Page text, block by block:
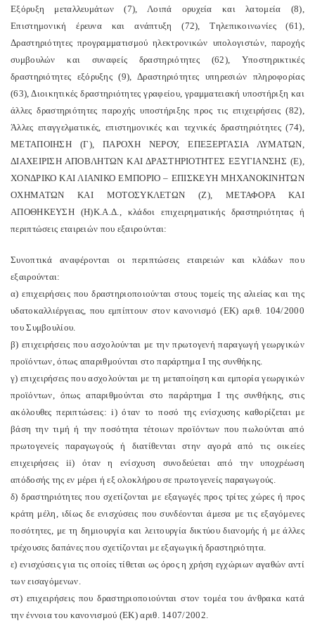
Εξόρυξη μεταλλευμάτων (7), Λοιπά ορυχεία και λατομεία (8),
Επιστημονική έρευνα και ανάπτυξη (72), Τηλεπικοινωνίες (61),
Δραστηριότητες προγραμματισμού ηλεκτρονικών υπολογιστών, παροχής
συμβουλών και συναφείς δραστηριότητες (62), Υποστηρικτικές
δραστηριότητες εξόρυξης (9), Δραστηριότητες υπηρεσιών πληροφορίας
(63), Διοικητικές δραστηριότητες γραφείου, γραμματειακή υποστήριξη και
άλλες δραστηριότητες παροχής υποστήριξης προς τις επιχειρήσεις (82),
Άλλες επαγγελματικές, επιστημονικές και τεχνικές δραστηριότητες (74),
ΜΕΤΑΠΟΙΗΣΗ (Γ), ΠΑΡΟΧΗ ΝΕΡΟΥ, ΕΠΕΞΕΡΓΑΣΙΑ ΛΥΜΑΤΩΝ,
ΔΙΑΧΕΙΡΙΣΗ ΑΠΟΒΛΗΤΩΝ ΚΑΙ ΔΡΑΣΤΗΡΙΟΤΗΤΕΣ ΕΞΥΓΙΑΝΣΗΣ (Ε),
ΧΟΝΔΡΙΚΟ ΚΑΙ ΛΙΑΝΙΚΟ ΕΜΠΟΡΙΟ – ΕΠΙΣΚΕΥΗ ΜΗΧΑΝΟΚΙΝΗΤΩΝ
ΟΧΗΜΑΤΩΝ ΚΑΙ ΜΟΤΟΣΥΚΛΕΤΩΝ (Ζ), ΜΕΤΑΦΟΡΑ ΚΑΙ
ΑΠΟΘΗΚΕΥΣΗ (Η)Κ.Α.Δ., κλάδοι επιχειρηματικής δραστηριότητας ή
περιπτώσεις εταιρειών που εξαιρούνται:
Συνοπτικά αναφέρονται οι περιπτώσεις εταιρειών και κλάδων που
εξαιρούνται:
α) επιχειρήσεις που δραστηριοποιούνται στους τομείς της αλιείας και της
υδατοκαλλιέργειας, που εμπίπτουν στον κανονισμό (ΕΚ) αριθ. 104/2000
του Συμβουλίου.
β) επιχειρήσεις που ασχολούνται με την πρωτογενή παραγωγή γεωργικών
προϊόντων, όπως απαριθμούνται στο παράρτημα I της συνθήκης.
γ) επιχειρήσεις που ασχολούνται με τη μεταποίηση και εμπορία γεωργικών
προϊόντων, όπως απαριθμούνται στο παράρτημα I της συνθήκης, στις
ακόλουθες περιπτώσεις: i) όταν το ποσό της ενίσχυσης καθορίζεται με
βάση την τιμή ή την ποσότητα τέτοιων προϊόντων που πωλούνται από
πρωτογενείς παραγωγούς ή διατίθενται στην αγορά από τις οικείες
επιχειρήσεις ii) όταν η ενίσχυση συνοδεύεται από την υποχρέωση
απόδοσής της εν μέρει ή εξ ολοκλήρου σε πρωτογενείς παραγωγούς.
δ) δραστηριότητες που σχετίζονται με εξαγωγές προς τρίτες χώρες ή προς
κράτη μέλη, ιδίως δε ενισχύσεις που συνδέονται άμεσα με τις εξαγόμενες
ποσότητες, με τη δημιουργία και λειτουργία δικτύου διανομής ή με άλλες
τρέχουσες δαπάνες που σχετίζονται με εξαγωγική δραστηριότητα.
ε) ενισχύσεις για τις οποίες τίθεται ως όρος η χρήση εγχώριων αγαθών αντί
των εισαγόμενων.
στ) επιχειρήσεις που δραστηριοποιούνται στον τομέα του άνθρακα κατά
την έννοια του κανονισμού (ΕΚ) αριθ. 1407/2002.